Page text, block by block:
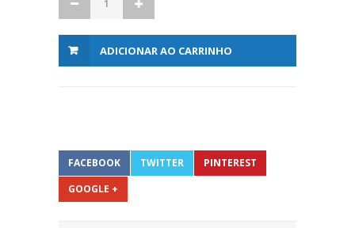
ADICIONAR AO CARRINHO
FACEBOOK TWITTER
PINTEREST
GOOGLE +